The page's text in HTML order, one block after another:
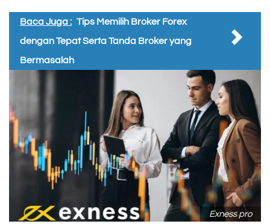
Baca Juga : Tips Memilih Broker Forex
dengan Tepat Serta Tanda Broker yang
Bermasalah
Exness pro